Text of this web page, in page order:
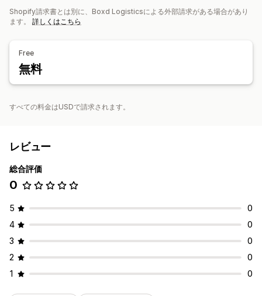
注文の同期 リアルタイム追跡 注文の更新 配送分析
Shopify請求書とは別に、Boxd Logisticsによる外部請求がある場合があり
ます。 詳しくはこちら
Free
無料
すべての料金はUSDで請求されます。
レビュー
総合評価
0
5
0
4
0
3
0
2
0
1
0